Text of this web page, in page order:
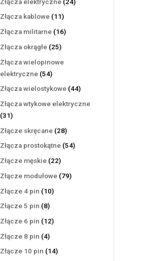
Złącza elektryczne 24
Złącza kablowe 1111
produktów
Złącza militarne 1616
Złącza okrągłe 2525
Złącza wielopinowe
elektryczne 5454
produkty
Złącza wielostykowe 4444
Złącza wtykowe elektryczne
3131
produktów
Złącze skręcane 2828
produktów
Złącza prostokątne 5454
Złącze męskie 2222
produkty
Złącze modułowe 7979
Złącze 4 pin 1010
Złącze 5 pin 88
produktów
Złącze 6 pin 1212
Złącze 8 pin 44
produkty
Złącze 10 pin 1414